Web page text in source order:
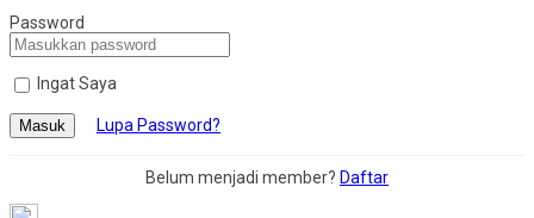
Password
Ingat Saya
Masuk Lupa Password?
Belum menjadi member? Daftar